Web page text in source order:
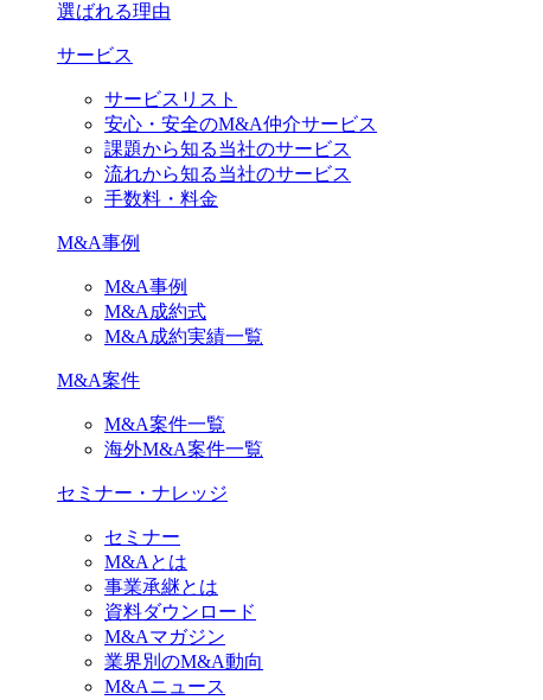
選ばれる理由
サービス
サービスリスト
安心・安全のM&A仲介サービス
課題から知る当社のサービス
流れから知る当社のサービス
手数料・料金
M&A事例
M&A事例
M&A成約式
M&A成約実績一覧
M&A案件
M&A案件一覧
海外M&A案件一覧
セミナー・ナレッジ
セミナー
M&Aとは
事業承継とは
資料ダウンロード
M&Aマガジン
業界別のM&A動向
M&Aニュース